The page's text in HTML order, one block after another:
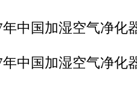
年中国加湿空气净化
年中国加湿空气净化